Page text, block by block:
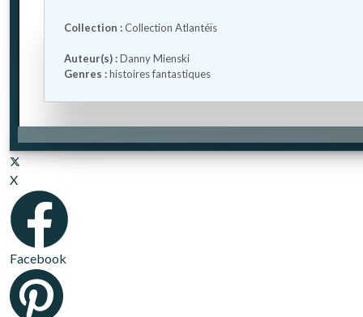
Collection :Collection Atlantéïs
Auteur(s) :Danny Mienski
Genres :histoires fantastiques
X
Facebook